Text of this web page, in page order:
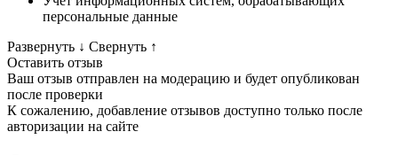
персональные данные
Развернуть ↓ Свернуть ↑
Оставить отзыв
Ваш отзыв отправлен на модерацию и будет опубликован
после проверки
К сожалению, добавление отзывов доступно только после
авторизации на сайте